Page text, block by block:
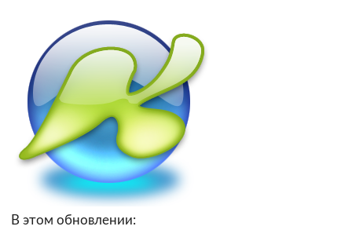
В этом обновлении: